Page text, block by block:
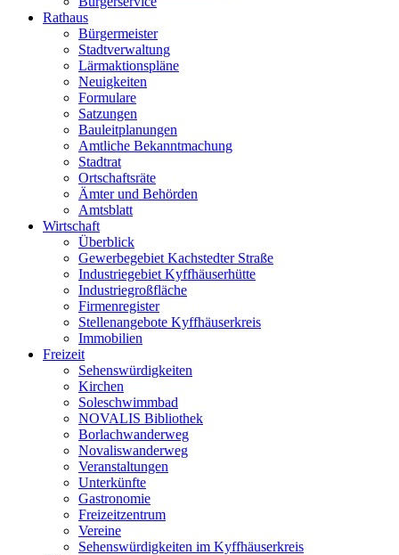
Rathaus
Bürgermeister
Stadtverwaltung
Lärmaktionspläne
Neuigkeiten
Formulare
Satzungen
Bauleitplanungen
Amtliche Bekanntmachung
Stadtrat
Ortschaftsräte
Ämter und Behörden
Amtsblatt
Wirtschaft
Überblick
Gewerbegebiet Kachstedter Straße
Industriegebiet Kyffhäuserhütte
Industriegroßfläche
Firmenregister
Stellenangebote Kyffhäuserkreis
Immobilien
Freizeit
Sehenswürdigkeiten
Kirchen
Soleschwimmbad
NOVALIS Bibliothek
Borlachwanderweg
Novaliswanderweg
Veranstaltungen
Unterkünfte
Gastronomie
Freizeitzentrum
Vereine
Sehenswürdigkeiten im Kyffhäuserkreis